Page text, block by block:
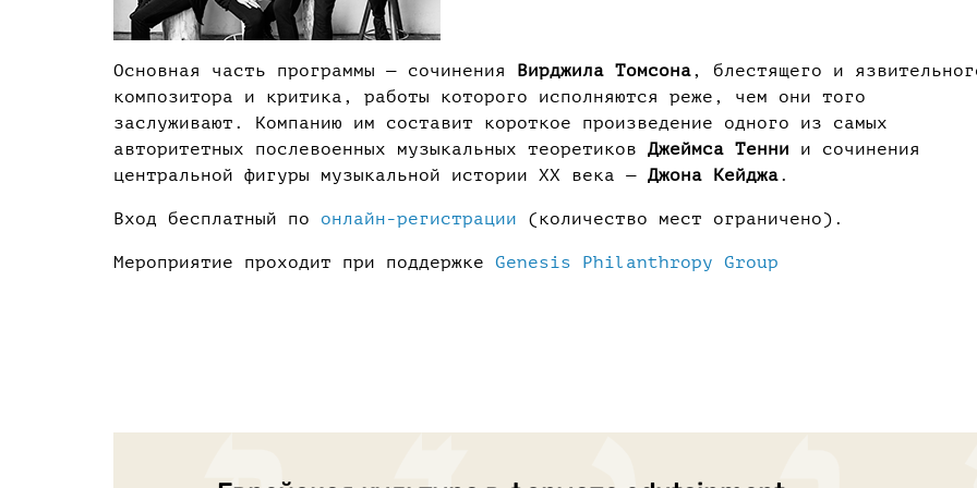
Основная часть программы — сочинения Вирджила Томсона, блестящего и
композитора и критика, работы которого исполняются реже, чем они того
заслуживают. Компанию им составит короткое произведение одного из самых
авторитетных послевоенных музыкальных теоретиков Джеймса Тенни и сочинения
центральной фигуры музыкальной истории XX века — Джона Кейджа.
Вход бесплатный по онлайн-регистрации (количество мест ограничено).
Мероприятие проходит при поддержке Genesis Philanthropy Group